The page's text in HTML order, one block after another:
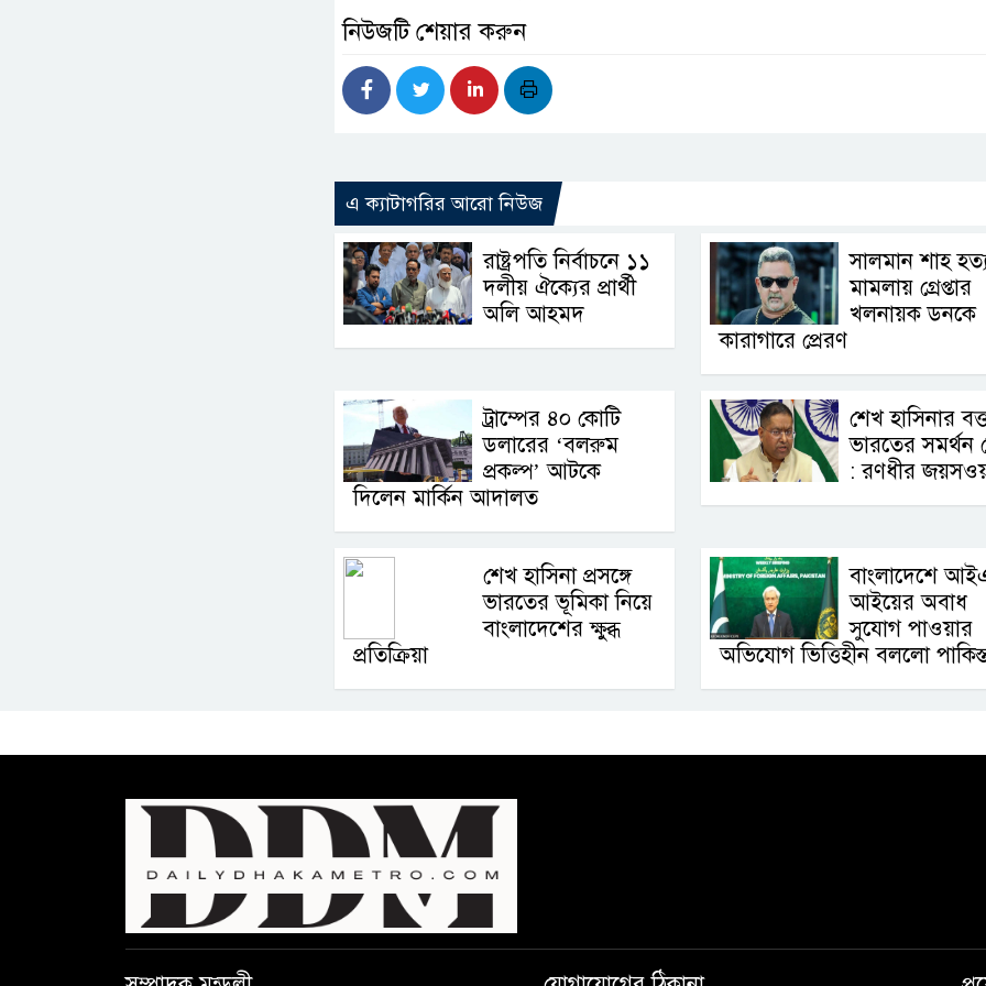
নিউজটি শেয়ার করুন
এ ক্যাটাগরির আরো নিউজ
রাষ্ট্রপতি নির্বাচনে ১১
দলীয় ঐক্যের প্রার্থী
অলি আহমদ
সালমান শাহ
মামলায় গ্রেপ্তার
খলনায়ক ডনকে
কারাগারে প্রেরণ
ট্রাম্পের ৪০ কোটি
ডলারের ‘বলরুম
প্রকল্প’ আটকে
দিলেন মার্কিন আদালত
শেখ হাসিনার
ভারতের সমর্থন
: রণধীর
শেখ হাসিনা প্রসঙ্গে
ভারতের ভূমিকা নিয়ে
বাংলাদেশের ক্ষুব্ধ
প্রতিক্রিয়া
বাংলাদেশে
আইয়ের অবাধ
সুযোগ পাওয়ার
অভিযোগ ভিত্তিহীন বললো